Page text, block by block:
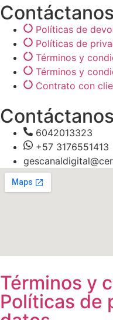
Contáctanos
Políticas de
Políticas de
Términos y
Términos y
Contrato con
Contáctanos
6042013323
+57 3176551413
Términos y
Políticas de